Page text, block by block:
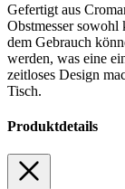
Gefertigt aus
Obstmesser sowohl
dem Gebrauch
werden, was eine
zeitloses Design
Tisch.
Produktdetails